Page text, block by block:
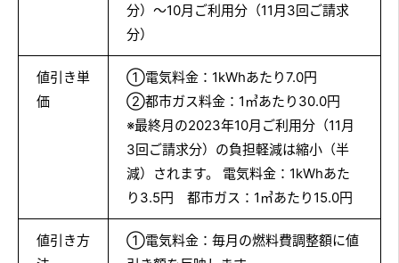
分）～10月ご利用分（11月3回ご請求
分）
値引き単
価
①電気料金：1kWhあたり7.0円
②都市ガス料金：1㎥あたり30.0円
※最終月の2023年10月ご利用分（11月
3回ご請求分）の負担軽減は縮小（半
減）されます。 電気料金：1kWhあた
り3.5円 都市ガス：1㎥あたり15.0円
値引き方
①電気料金：毎月の燃料費調整額に値